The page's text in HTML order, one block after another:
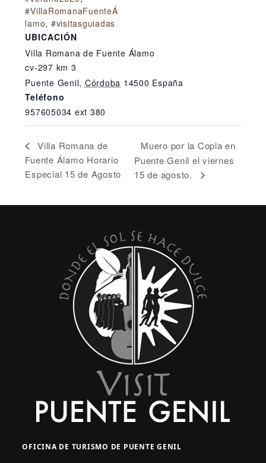
#VillaRomanaFuenteÁ
lamo, #visitasguiadas
UBICACIÓN
Villa Romana de Fuente Álamo
cv-297 km 3
Puente Genil, Córdoba 14500 España
Teléfono
957605034 ext 380
Villa Romana de
Fuente Álamo Horario
Especial 15 de Agosto
Muero por la Copla en
Puente Genil el viernes
15 de agosto.
OFICINA DE TURISMO DE PUENTE GENIL